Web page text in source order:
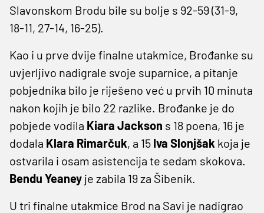
Slavonskom Brodu bile su bolje s 92-59 (31-9,
18-11, 27-14, 16-25).
Kao i u prve dvije finalne utakmice, Brođanke su
uvjerljivo nadigrale svoje suparnice, a pitanje
pobjednika bilo je riješeno već u prvih 10 minuta
nakon kojih je bilo 22 razlike. Brođanke je do
pobjede vodila Kiara Jackson s 18 poena, 16 je
dodala Klara Rimarčuk, a 15 Iva Slonjšak koja je
ostvarila i osam asistencija te sedam skokova.
Bendu Yeaney je zabila 19 za Šibenik.
U tri finalne utakmice Brod na Savi je nadigrao